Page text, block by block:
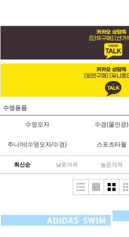
수영용품
수영모자 수경(물안경)
주니어(수영모자/수경) 스포츠타월
최신순 낮은가격 높은가격